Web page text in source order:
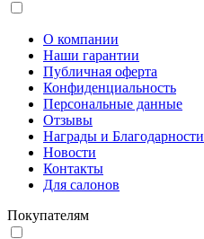
О компании
Наши гарантии
Публичная оферта
Конфиденциальность
Персональные данные
Отзывы
Награды и Благодарности
Новости
Контакты
Для салонов
Покупателям